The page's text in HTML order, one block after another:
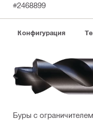
#2468899
Конфигурация
Буры с